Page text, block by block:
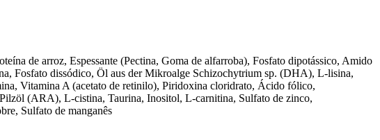
de arroz, Espessante (Pectina, Goma de alfarroba), Fosfato dipotássico, Amido
Fosfato dissódico, Öl aus der Mikroalge Schizochytrium sp. (DHA), L-lisina,
Vitamina A (acetato de retinilo), Piridoxina cloridrato, Ácido fólico,
(ARA), L-cistina, Taurina, Inositol, L-carnitina, Sulfato de zinco,
Sulfato de manganês